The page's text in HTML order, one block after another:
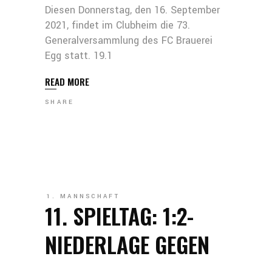
Diesen Donnerstag, den 16. September
2021, findet im Clubheim die 73.
Generalversammlung des FC Brauerei
Egg statt. 19.1
READ MORE
SHARE
1. MANNSCHAFT
11. SPIELTAG: 1:2-
NIEDERLAGE GEGEN